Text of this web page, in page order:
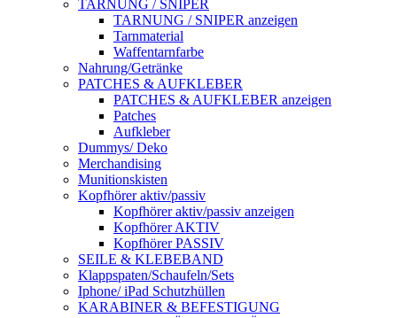
TARNUNG / SNIPER
TARNUNG / SNIPER anzeigen
Tarnmaterial
Waffentarnfarbe
Nahrung/Getränke
PATCHES & AUFKLEBER
PATCHES & AUFKLEBER anzeigen
Patches
Aufkleber
Dummys/ Deko
Merchandising
Munitionskisten
Kopfhörer aktiv/passiv
Kopfhörer aktiv/passiv anzeigen
Kopfhörer AKTIV
Kopfhörer PASSIV
SEILE & KLEBEBAND
Klappspaten/Schaufeln/Sets
Iphone/ iPad Schutzhüllen
KARABINER & BEFESTIGUNG